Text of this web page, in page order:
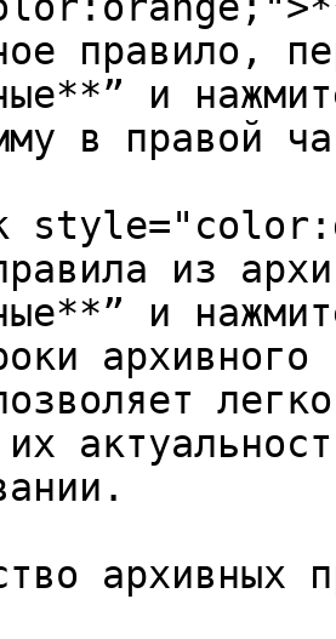
правило,
и
в правой
из
и
их
архивных